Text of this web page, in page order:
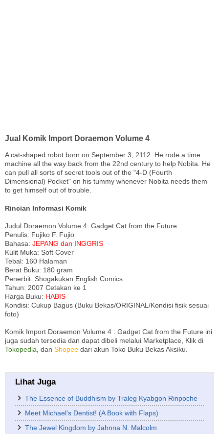
Jual Komik Import Doraemon Volume 4
A cat-shaped robot born on September 3, 2112. He rode a time
machine all the way back from the 22nd century to help Nobita. He
can pull all sorts of secret tools out of the "4-D (Fourth
Dimensional) Pocket" on his tummy whenever Nobita needs them
to get himself out of trouble.
Rincian Informasi Komik
Judul Doraemon Volume 4: Gadget Cat from the Future
Penulis: Fujiko F. Fujio
Bahasa: JEPANG dan INGGRIS
Kulit Muka: Soft Cover
Tebal: 160 Halaman
Berat Buku: 180 gram
Penerbit: Shogakukan English Comics
Tahun: 2007 Cetakan ke 1
Harga Buku: HABIS
Kondisi: Cukup Bagus (Buku Bekas/ORIGINAL/Kondisi fisik sesuai
foto)
Komik Import Doraemon Volume 4 : Gadget Cat from the Future ini
juga sudah tersedia dan dapat dibeli melalui Marketplace, Klik di
Tokopedia, dan Shopee dari akun Toko Buku Bekas Aksiku.
Lihat Juga
The Essence of Buddhism by Traleg Kyabgon Rinpoche
Meet Michael's Dentist! (A Book with Flaps)
The Jewel Kingdom by Jahnna N. Malcolm